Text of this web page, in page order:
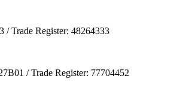
/ Trade Register: 48264333
/ Trade Register: 77704452